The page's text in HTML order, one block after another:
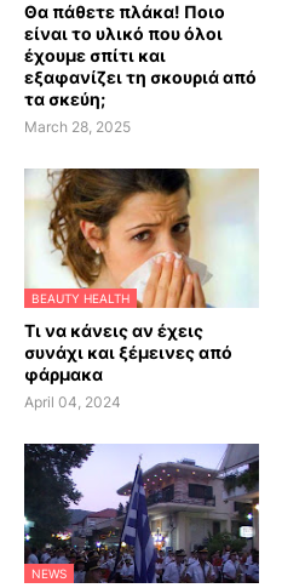
Θα πάθετε πλάκα! Ποιο
είναι το υλικό που όλοι
έχουμε σπίτι και
εξαφανίζει τη σκουριά από
τα σκεύη;
March 28, 2025
BEAUTY HEALTH
Τι να κάνεις αν έχεις
συνάχι και ξέμεινες από
φάρμακα
April 04, 2024
NEWS